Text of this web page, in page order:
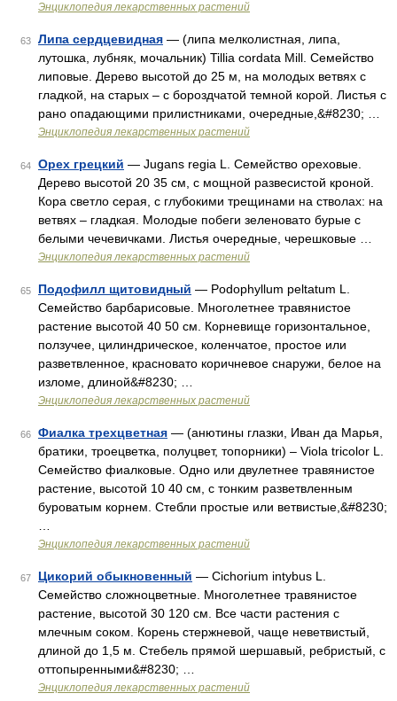
Энциклопедия лекарственных растений
63 Липа сердцевидная — (липа мелколистная, липа,
лутошка, лубняк, мочальник) Tillia cordata Mill. Семейство
липовые. Дерево высотой до 25 м, на молодых ветвях с
гладкой, на старых – с бороздчатой темной корой. Листья с
рано опадающими прилистниками, очередные,&#8230; …
Энциклопедия лекарственных растений
64 Орех грецкий — Jugans regia L. Семейство ореховые.
Дерево высотой 20 35 см, с мощной развесистой кроной.
Кора светло серая, с глубокими трещинами на стволах: на
ветвях – гладкая. Молодые побеги зеленовато бурые с
белыми чечевичками. Листья очередные, черешковые …
Энциклопедия лекарственных растений
65 Подофилл щитовидный — Podophyllum peltatum L.
Семейство барбарисовые. Многолетнее травянистое
растение высотой 40 50 см. Корневище горизонтальное,
ползучее, цилиндрическое, коленчатое, простое или
разветвленное, красновато коричневое снаружи, белое на
изломе, длиной&#8230; …
Энциклопедия лекарственных растений
66 Фиалка трехцветная — (анютины глазки, Иван да Марья,
братики, троецветка, полуцвет, топорники) – Viola tricolor L.
Семейство фиалковые. Одно или двулетнее травянистое
растение, высотой 10 40 см, с тонким разветвленным
буроватым корнем. Стебли простые или ветвистые,&#8230;
Энциклопедия лекарственных растений
67 Цикорий обыкновенный — Cichorium intybus L.
Семейство сложноцветные. Многолетнее травянистое
растение, высотой 30 120 см. Все части растения с
млечным соком. Корень стержневой, чаще неветвистый,
длиной до 1,5 м. Стебель прямой шершавый, ребристый, с
оттопыренными&#8230; …
Энциклопедия лекарственных растений